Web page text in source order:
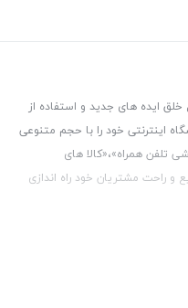
خلق ایده های جدید و استفاده از
اینترنتی خود را با حجم متنوعی
تلفن همراه»،«کالا های
راحت مشتریان خود راه اندازی
با کیفیت و با حداقل قیمت